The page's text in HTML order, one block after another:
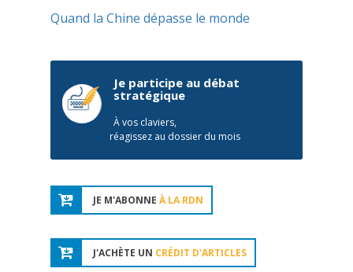
Quand la Chine dépasse le monde
Je participe au débat
stratégique
À vos claviers,
réagissez au dossier du mois
JE M'ABONNE À LA RDN
J'ACHÈTE UN CRÉDIT D'ARTICLES